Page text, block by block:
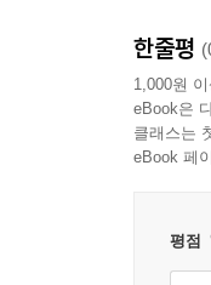
한줄평
1,000원
eBook은
클래스는
eBook 페
평점